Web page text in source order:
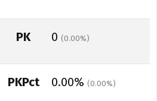
PK 0 0.00
PKPct 0.00% 0.00